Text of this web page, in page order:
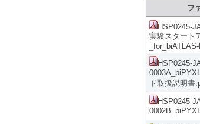
フ
HSP0245-
実験スタート
HSP0245-
ド取扱説明書
HSP0245-